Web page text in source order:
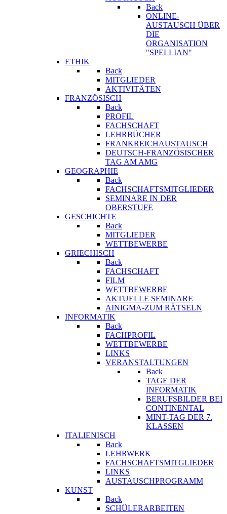
Back
ONLINE-
AUSTAUSCH ÜBER
DIE
ORGANISATION
"SPELLIAN"
ETHIK
Back
MITGLIEDER
AKTIVITÄTEN
FRANZÖSISCH
Back
PROFIL
FACHSCHAFT
LEHRBÜCHER
FRANKREICHAUSTAUSCH
DEUTSCH-FRANZÖSISCHER
TAG AM AMG
GEOGRAPHIE
Back
FACHSCHAFTSMITGLIEDER
SEMINARE IN DER
OBERSTUFE
GESCHICHTE
Back
MITGLIEDER
WETTBEWERBE
GRIECHISCH
Back
FACHSCHAFT
FILM
WETTBEWERBE
AKTUELLE SEMINARE
AINIGMA-ZUM RÄTSELN
INFORMATIK
Back
FACHPROFIL
WETTBEWERBE
LINKS
VERANSTALTUNGEN
Back
TAGE DER
INFORMATIK
BERUFSBILDER BEI
CONTINENTAL
MINT-TAG DER 7.
KLASSEN
ITALIENISCH
Back
LEHRWERK
FACHSCHAFTSMITGLIEDER
LINKS
AUSTAUSCHPROGRAMM
KUNST
Back
SCHÜLERARBEITEN